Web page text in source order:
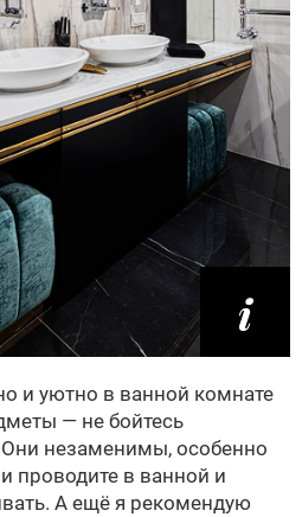
и уютно в ванной комнате
— не бойтесь
незаменимы, особенно
проводите в ванной и
А ещё я рекомендую